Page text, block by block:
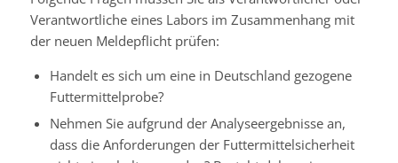
Verantwortliche eines Labors im Zusammenhang mit
der neuen Meldepflicht prüfen:
Handelt es sich um eine in Deutschland gezogene
Futtermittelprobe?
Nehmen Sie aufgrund der Analyseergebnisse an,
dass die Anforderungen der Futtermittelsicherheit